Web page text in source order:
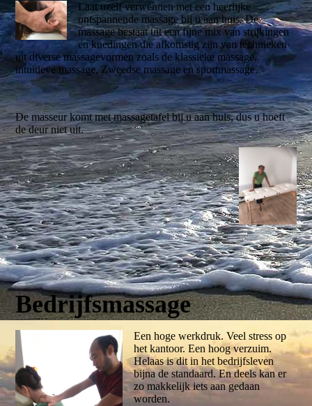
Laat uzelf verwennen met een heerlijke
ontspannende massage bij u aan huis. De
massage bestaat uit een fijne mix van strijkingen
en knedingen die afkomstig zijn van technieken
uit diverse massagevormen zoals de klassieke massage,
intuïtieve massage, Zweedse massage en sportmassage.
De masseur komt met massagetafel bij u aan huis, dus u hoeft
de deur niet uit.
Bedrijfsmassage
Een hoge werkdruk. Veel stress op
het kantoor. Een hoog verzuim.
Helaas is dit in het bedrijfsleven
bijna de standaard. En deels kan er
zo makkelijk iets aan gedaan
worden.